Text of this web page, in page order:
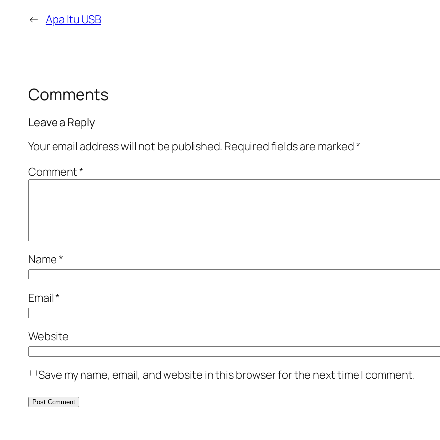
← Apa Itu USB
Comments
Leave a Reply
Your email address will not be published. Required fields are marked*
Comment*
Name*
Email*
Website
Save my name, email, and website in this browser for the next time I comment.